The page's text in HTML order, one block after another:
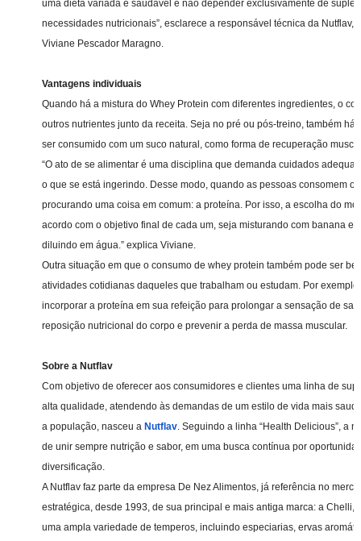
uma dieta variada e saudável e não depender exclusivamente de
necessidades nutricionais”, esclarece a responsável técnica da Nutflav,
Viviane Pescador Maragno.
Vantagens individuais
Quando há a mistura do Whey Protein com diferentes ingredientes, o
outros nutrientes junto da receita. Seja no pré ou pós-treino, também
ser consumido com um suco natural, como forma de recuperação
“O ato de se alimentar é uma disciplina que demanda cuidados
o que se está ingerindo. Desse modo, quando as pessoas consomem o
procurando uma coisa em comum: a proteína. Por isso, a escolha do
acordo com o objetivo final de cada um, seja misturando com banana e
diluindo em água.” explica Viviane.
Outra situação em que o consumo de whey protein também pode ser
atividades cotidianas daqueles que trabalham ou estudam. Por
incorporar a proteína em sua refeição para prolongar a sensação de
reposição nutricional do corpo e prevenir a perda de massa muscular.
Sobre a Nutflav
Com objetivo de oferecer aos consumidores e clientes uma linha de
alta qualidade, atendendo às demandas de um estilo de vida mais
a população, nasceu a Nutflav. Seguindo a linha “Health Delicious”, a
de unir sempre nutrição e sabor, em uma busca contínua por
diversificação.
A Nutflav faz parte da empresa De Nez Alimentos, já referência no
estratégica, desde 1993, de sua principal e mais antiga marca: a Chelli,
uma ampla variedade de temperos, incluindo especiarias, ervas